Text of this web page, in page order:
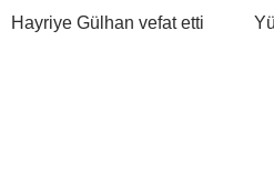
Hayriye Gülhan vefat etti